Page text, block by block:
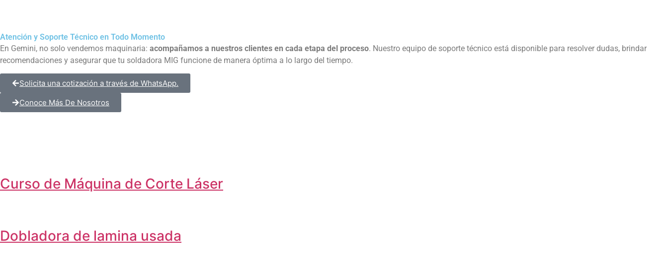
Atención y Soporte Técnico en Todo Momento
En Gemini, no solo vendemos maquinaria: acompañamos a nuestros clientes en cada etapa del proceso. Nuestro equipo de soporte técnico está disponible para resolver dudas, brindar
recomendaciones y asegurar que tu soldadora MIG funcione de manera óptima a lo largo del tiempo.
Solicita una cotización a través de WhatsApp.
Conoce Más De Nosotros
Curso de Máquina de Corte Láser
Dobladora de lamina usada